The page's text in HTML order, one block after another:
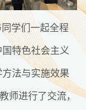
学们一起全程
特色社会主义
法与实施效果
师进行了交流，